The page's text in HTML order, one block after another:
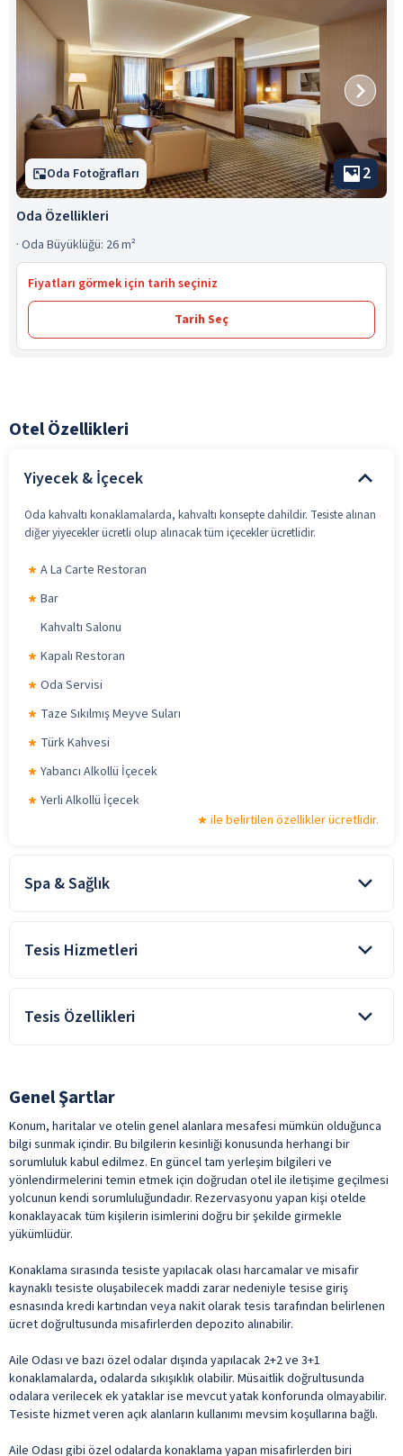
Oda Fotoğrafları 2
Oda Özellikleri
· Oda Büyüklüğü: 26 m²
Fiyatları görmek için tarih seçiniz
Tarih Seç
Otel Özellikleri
Yiyecek & İçecek
Oda kahvaltı konaklamalarda, kahvaltı konsepte dahildir. Tesiste alınan
diğer yiyecekler ücretli olup alınacak tüm içecekler ücretlidir.
A La Carte Restoran
Bar
Kahvaltı Salonu
Kapalı Restoran
Oda Servisi
Taze Sıkılmış Meyve Suları
Türk Kahvesi
Yabancı Alkollü İçecek
Yerli Alkollü İçecek
ile belirtilen özellikler ücretlidir.
Spa & Sağlık
Buhar Odası
Tesis Hizmetleri
Otopark
Dinlenme Salonu
Fotoğraf Servisi
Genel Alan Wifi
Havalimanı Transferi
İş Merkezi
Konferans Salonu
Kuru Temizleme
Sigara İçme Alanı
Toplantı Salonu
Transfer Servisi
Uyandırma Servisi
Wifi
Tesis Özellikleri
Genel Şartlar
Konum, haritalar ve otelin genel alanlara mesafesi mümkün olduğunca
bilgi sunmak içindir. Bu bilgilerin kesinliği konusunda herhangi bir
sorumluluk kabul edilmez. En güncel tam yerleşim bilgileri ve
yönlendirmelerini temin etmek için doğrudan otel ile iletişime geçilmesi
yolcunun kendi sorumluluğundadır. Rezervasyonu yapan kişi otelde
konaklayacak tüm kişilerin isimlerini doğru bir şekilde girmekle
yükümlüdür.
Konaklama sırasında tesiste yapılacak olası harcamalar ve misafir
kaynaklı tesiste oluşabilecek maddi zarar nedeniyle tesise giriş
esnasında kredi kartından veya nakit olarak tesis tarafından belirlenen
ücret doğrultusunda misafirlerden depozito alınabilir.
Aile Odası ve bazı özel odalar dışında yapılacak 2+2 ve 3+1
konaklamalarda, odalarda sıkışıklık olabilir. Müsaitlik doğrultusunda
odalara verilecek ek yataklar ise mevcut yatak konforunda olmayabilir.
Tesiste hizmet veren açık alanların kullanımı mevsim koşullarına bağlı.
Aile Odası gibi özel odalarda konaklama yapan misafirlerden biri